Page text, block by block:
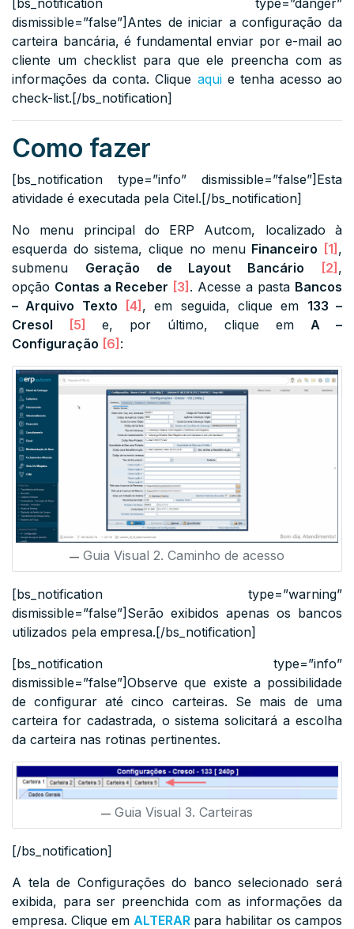
dismissible=”false”]Antes de iniciar a configuração da
carteira bancária, é fundamental enviar por e-mail ao
cliente um checklist para que ele preencha com as
informações da conta. Clique aquie tenha acesso ao
check-list.[/bs_notification]
Como fazer
[bs_notification type=”info” dismissible=”false”]Esta
atividade é executada pela Citel.[/bs_notification]
No menu principal do ERP Autcom, localizado à
esquerda do sistema, clique no menu Financeiro [1],
submenu Geração de Layout Bancário [2],
opção Contas a Receber [3]. Acesse a pasta Bancos
– Arquivo Texto [4], em seguida, clique em 133 –
Cresol [5] e, por último, clique em A –
Configuração [6]:
Guia Visual 2. Caminho de acesso
[bs_notification type=”warning”
dismissible=”false”]Serão exibidos apenas os bancos
utilizados pela empresa.[/bs_notification]
[bs_notification type=”info”
dismissible=”false”]Observe que existe a possibilidade
de configurar até cinco carteiras. Se mais de uma
carteira for cadastrada, o sistema solicitará a escolha
da carteira nas rotinas pertinentes.
Guia Visual 3. Carteiras
[/bs_notification]
A tela de Configurações do banco selecionado será
exibida, para ser preenchida com as informações da
empresa. Clique em ALTERAR para habilitar os campos